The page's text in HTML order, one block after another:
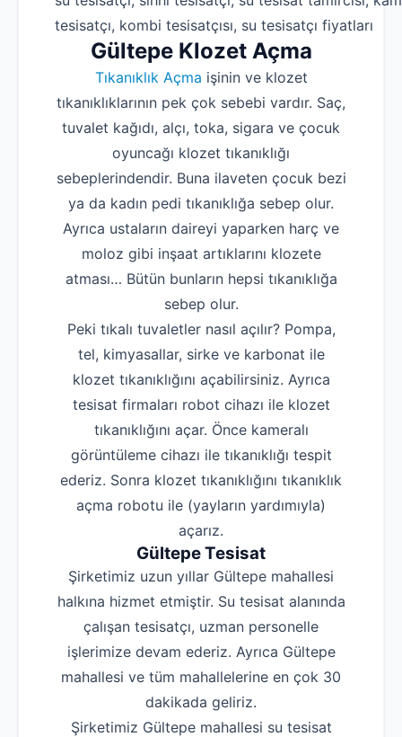
tesisatçı, kombi tesisatçısı, su tesisatçı fiyatları
Gültepe Klozet Açma
Tıkanıklık Açma işinin ve klozet
tıkanıklıklarının pek çok sebebi vardır. Saç,
tuvalet kağıdı, alçı, toka, sigara ve çocuk
oyuncağı klozet tıkanıklığı
sebeplerindendir. Buna ilaveten çocuk bezi
ya da kadın pedi tıkanıklığa sebep olur.
Ayrıca ustaların daireyi yaparken harç ve
moloz gibi inşaat artıklarını klozete
atması… Bütün bunların hepsi tıkanıklığa
sebep olur.
Peki tıkalı tuvaletler nasıl açılır? Pompa,
tel, kimyasallar, sirke ve karbonat ile
klozet tıkanıklığını açabilirsiniz. Ayrıca
tesisat firmaları robot cihazı ile klozet
tıkanıklığını açar. Önce kameralı
görüntüleme cihazı ile tıkanıklığı tespit
ederiz. Sonra klozet tıkanıklığını tıkanıklık
açma robotu ile (yayların yardımıyla)
açarız.
Gültepe Tesisat
Şirketimiz uzun yıllar Gültepe mahallesi
halkına hizmet etmiştir. Su tesisat alanında
çalışan tesisatçı, uzman personelle
işlerimize devam ederiz. Ayrıca Gültepe
mahallesi ve tüm mahallelerine en çok 30
dakikada geliriz.
Şirketimiz Gültepe mahallesi su tesisat